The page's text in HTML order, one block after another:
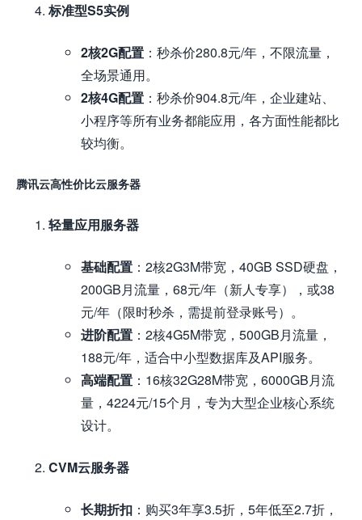
标准型S5实例
2核2G配置 ：秒杀价280.8元/年，不限流量，
全场景通用。
2核4G配置 ：秒杀价904.8元/年，企业建站、
小程序等所有业务都能应用，各方面性能都比
较均衡。
腾讯云高性价比云服务器
轻量应用服务器
基础配置 ：2核2G3M带宽，40GB SSD硬盘，
200GB月流量，68元/年（新人专享），或38
元/年（限时秒杀，需提前登录账号）。
进阶配置 ：2核4G5M带宽，500GB月流量，
188元/年，适合中小型数据库及API服务。
高端配置 ：16核32G28M带宽，6000GB月流
量，4224元/15个月，专为大型企业核心系统
设计。
CVM云服务器
长期折扣 ：购买3年享3.5折，5年低至2.7折，